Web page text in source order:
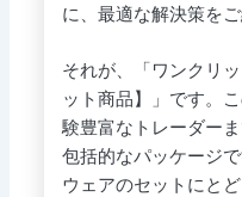
に、最適な解決策をご
それが、「ワンクリ
ット商品】」です。
験豊富なトレーダー
包括的なパッケージ
ウェアのセットにと